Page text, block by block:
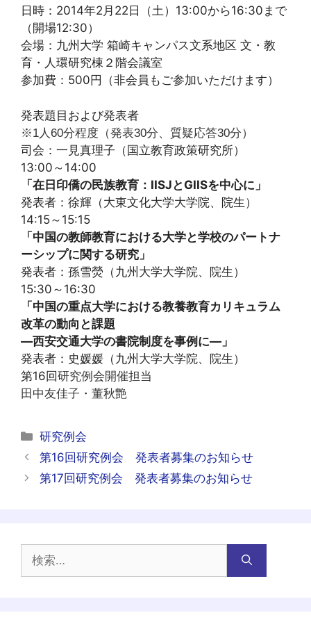
日時：2014年2月22日（土）13:00から16:30まで
（開場12:30）
会場：九州大学 箱崎キャンパス文系地区 文・教
育・人環研究棟２階会議室
参加費：500円（非会員もご参加いただけます）
発表題目および発表者
※1人60分程度（発表30分、質疑応答30分）
司会：一見真理子（国立教育政策研究所）
13:00～14:00
「在日印僑の民族教育：IISJとGIISを中心に」
発表者：徐輝（大東文化大学大学院、院生）
14:15～15:15
「中国の教師教育における大学と学校のパートナ
ーシップに関する研究」
発表者：孫雪熒（九州大学大学院、院生）
15:30～16:30
「中国の重点大学における教養教育カリキュラム
改革の動向と課題
―西安交通大学の書院制度を事例に―」
発表者：史媛媛（九州大学大学院、院生）
第16回研究例会開催担当
田中友佳子・董秋艶
カ
テ
ゴ
リ
研究例会
投
稿
ー
ョ
第16回研究例会 発表者募集のお知らせ
第17回研究例会 発表者募集のお知らせ
索: